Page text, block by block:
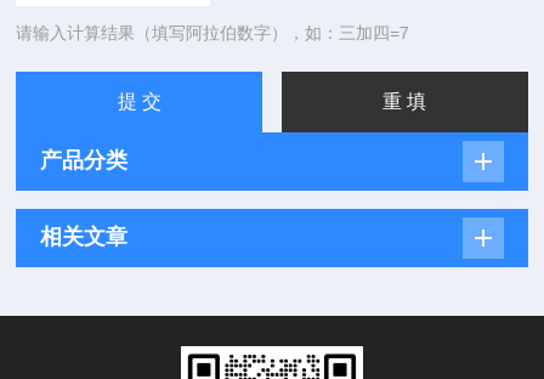
请输入计算结果（填写阿拉伯数字），如：三加四=7
产品分类
相关文章